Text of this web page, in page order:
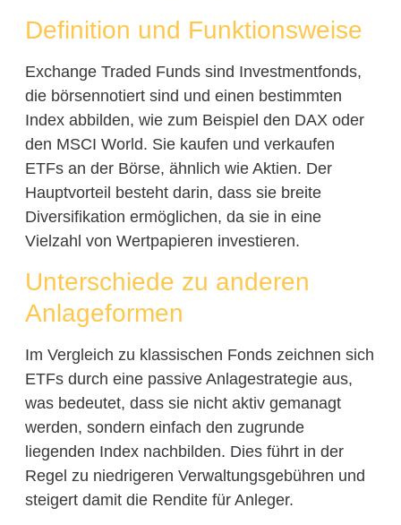
Definition und Funktionsweise
Exchange Traded Funds sind Investmentfonds,
die börsennotiert sind und einen bestimmten
Index abbilden, wie zum Beispiel den DAX oder
den MSCI World. Sie kaufen und verkaufen
ETFs an der Börse, ähnlich wie Aktien. Der
Hauptvorteil besteht darin, dass sie breite
Diversifikation ermöglichen, da sie in eine
Vielzahl von Wertpapieren investieren.
Unterschiede zu anderen
Anlageformen
Im Vergleich zu klassischen Fonds zeichnen sich
ETFs durch eine passive Anlagestrategie aus,
was bedeutet, dass sie nicht aktiv gemanagt
werden, sondern einfach den zugrunde
liegenden Index nachbilden. Dies führt in der
Regel zu niedrigeren Verwaltungsgebühren und
steigert damit die Rendite für Anleger.